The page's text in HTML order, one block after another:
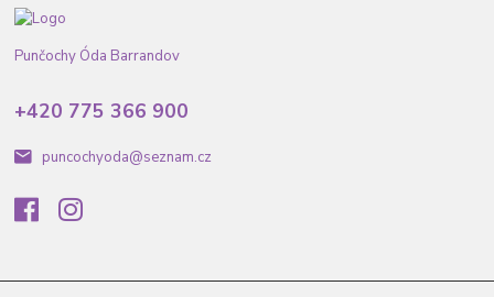
Punčochy Óda Barrandov
+420 775 366 900
puncochyoda@seznam.cz